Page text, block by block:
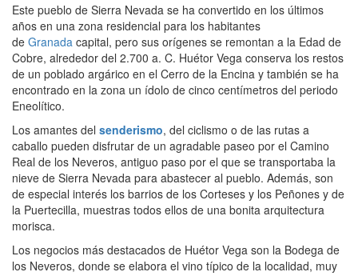
Este pueblo de Sierra Nevada se ha convertido en los últimos
años en una zona residencial para los habitantes
de Granada capital, pero sus orígenes se remontan a la Edad de
Cobre, alrededor del 2.700 a. C. Huétor Vega conserva los restos
de un poblado argárico en el Cerro de la Encina y también se ha
encontrado en la zona un ídolo de cinco centímetros del periodo
Eneolítico.
Los amantes del senderismo, del ciclismo o de las rutas a
caballo pueden disfrutar de un agradable paseo por el Camino
Real de los Neveros, antiguo paso por el que se transportaba la
nieve de Sierra Nevada para abastecer al pueblo. Además, son
de especial interés los barrios de los Corteses y los Peñones y de
la Puertecilla, muestras todos ellos de una bonita arquitectura
morisca.
Los negocios más destacados de Huétor Vega son la Bodega de
los Neveros, donde se elabora el vino típico de la localidad, muy